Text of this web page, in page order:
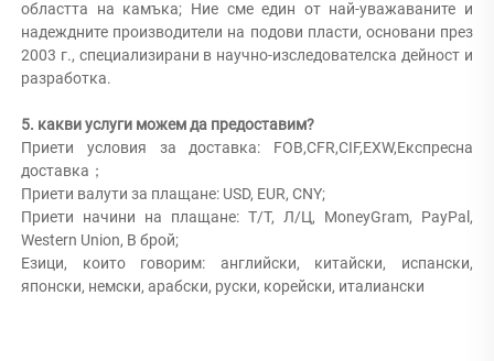
областта на камъка; Ние сме един от най-уважаваните и
надеждните производители на подови пласти, основани през
2003 г., специализирани в научно-изследователска дейност и
разработка.
5. какви услуги можем да предоставим?
Приети условия за доставка: FOB,CFR,CIF,EXW,Експресна
доставка；
Приети валути за плащане: USD, EUR, CNY;
Приети начини на плащане: Т/Т, Л/Ц, MoneyGram, PayPal,
Western Union, В брой;
Езици, които говорим: английски, китайски, испански,
японски, немски, арабски, руски, корейски, италиански